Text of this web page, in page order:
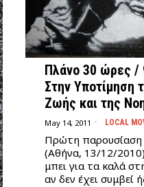
Πλάνο 30 ώρες /
Στην Υποτίμηση
Ζωής και της
May 14, 2011 LOCAL
Πρώτη
(Aθήνα, 13/12/2010)
μπει για τα καλά
αν δεν έχει συμβεί